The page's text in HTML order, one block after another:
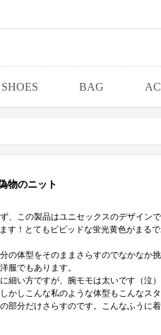
SHOES BAG
物のニット
、この製品はユニセックスのデザイン
！とてもビビッドな蛍光黄色がまる
体型をそのままさらすのでなかなか
服でもあります。
い方ですが、腕モモは太いです（泣
しこんな私のような体型もこんなス
分だけさらすのです。こんなふうに